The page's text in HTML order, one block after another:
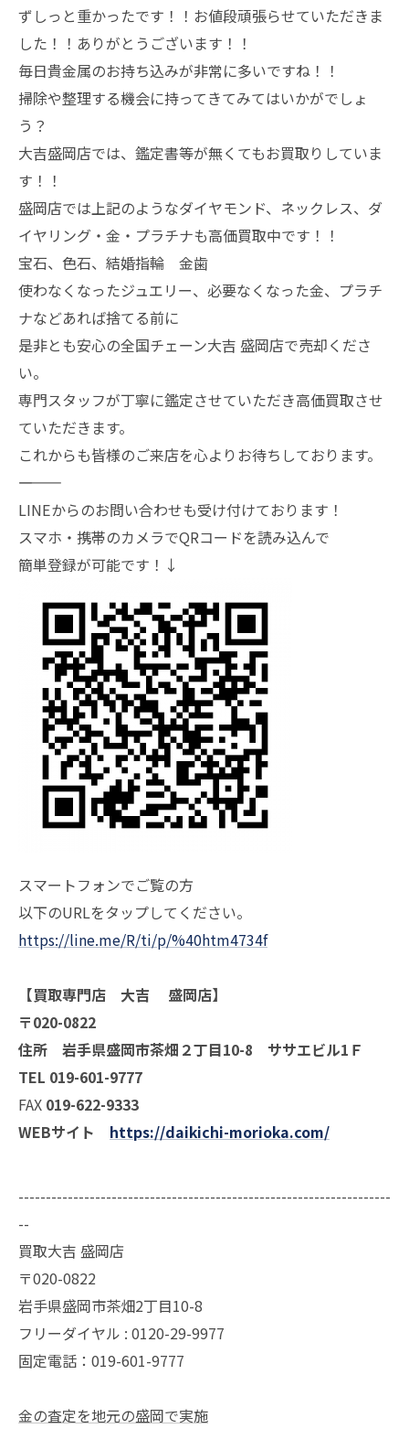
ずしっと重かったです！！お値段頑張らせていただきま
した！！ありがとうございます！！
毎日貴金属のお持ち込みが非常に多いですね！！
掃除や整理する機会に持ってきてみてはいかがでしょ
う？
大吉盛岡店では、鑑定書等が無くてもお買取りしていま
す！！
盛岡店では上記のようなダイヤモンド、ネックレス、ダ
イヤリング・金・プラチナも高価買取中です！！
宝石、色石、結婚指輪 金歯
使わなくなったジュエリー、必要なくなった金、プラチ
ナなどあれば捨てる前に
是非とも安心の全国チェーン大吉 盛岡店で売却くださ
い。
専門スタッフが丁寧に鑑定させていただき高価買取させ
ていただきます。
これからも皆様のご来店を心よりお待ちしております。
―――――――
LINEからのお問い合わせも受け付けております！
スマホ・携帯のカメラでQRコードを読み込んで
簡単登録が可能です！↓
スマートフォンでご覧の方
以下のURLをタップしてください。
https://line.me/R/ti/p/%40htm4734f
【買取専門店 大吉 盛岡店】
〒020-0822
住所 岩手県盛岡市茶畑２丁目10-8 ササエビル1Ｆ
TEL 019-601-9777
FAX 019-622-9333
WEBサイト https://daikichi-morioka.com/
--------------------------------------------------------------------
--
買取大吉 盛岡店
〒020-0822
岩手県盛岡市茶畑2丁目10-8
フリーダイヤル : 0120-29-9977
固定電話：019-601-9777
金の査定を地元の盛岡で実施